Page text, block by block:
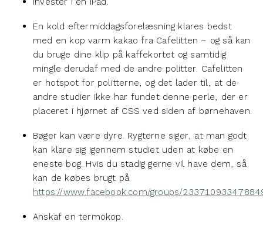
En kold eftermiddagsforelæsning klares bedst
med en kop varm kakao fra Cafelitten – og så kan
du bruge dine klip på kaffekortet og samtidig
mingle derudaf med de andre politter. Cafelitten
er hotspot for politterne, og det lader til, at de
andre studier ikke har fundet denne perle, der er
placeret i hjørnet af CSS ved siden af børnehaven.
Bøger kan være dyre. Rygterne siger, at man godt
kan klare sig igennem studiet uden at købe en
eneste bog. Hvis du stadig gerne vil have dem, så
kan de købes brugt på
https://www.facebook.com/groups/
Anskaf en termokop.